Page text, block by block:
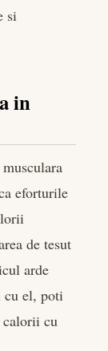
si
in
eforturile
de tesut
arde
cu el, poti
calorii cu